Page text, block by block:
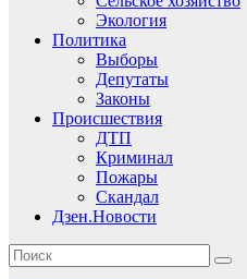
Экология
Политика
Выборы
Депутаты
Законы
Происшествия
ДТП
Криминал
Пожары
Скандал
Дзен.Новости